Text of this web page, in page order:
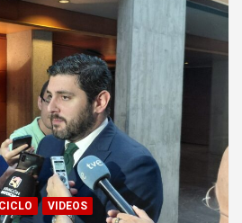
VIDEOS